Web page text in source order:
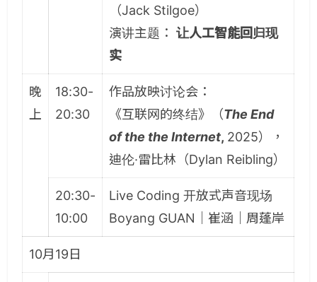
（Jack Stilgoe）
演讲主题： 让人工智能回归现
实
晚
上
18:30-
20:30
作品放映讨论会：
《互联网的终结》（The End
of the the Internet, 2025），
迪伦·雷比林（Dylan Reibling）
20:30-
10:00
Live Coding 开放式声音现场
Boyang GUAN｜崔涵｜周蓬岸
10月19日